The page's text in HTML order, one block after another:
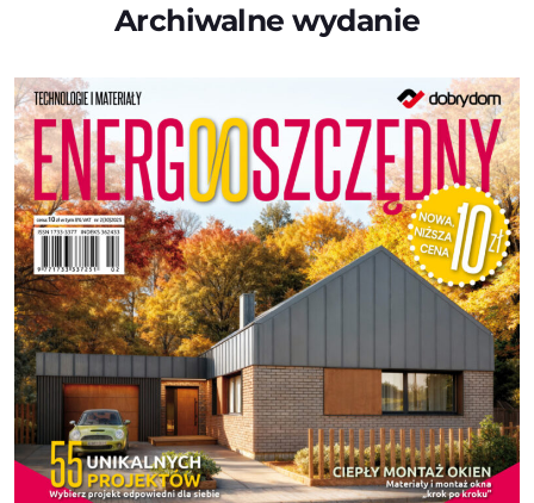
Archiwalne wydanie